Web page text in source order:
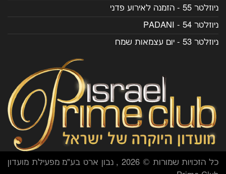
ניוזלטר 55 - הזמנה לאירוע פדני
ניוזלטר 54 - PADANI
ניוזלטר 53 - יום עצמאות שמח
כל הזכויות שמורות © 2026 , נבון ארט בע"מ מפעילת מועדון